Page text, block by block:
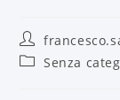
Senza